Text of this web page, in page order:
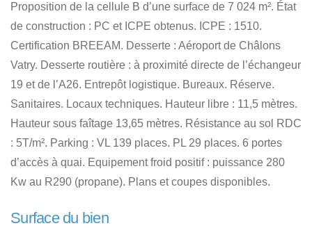
Proposition de la cellule B d’une surface de 7 024 m². État
de construction : PC et ICPE obtenus. ICPE : 1510.
Certification BREEAM. Desserte : Aéroport de Châlons
Vatry. Desserte routière : à proximité directe de l’échangeur
19 et de l’A26. Entrepôt logistique. Bureaux. Réserve.
Sanitaires. Locaux techniques. Hauteur libre : 11,5 mètres.
Hauteur sous faîtage 13,65 mètres. Résistance au sol RDC
: 5T/m². Parking : VL 139 places. PL 29 places. 6 portes
d’accès à quai. Equipement froid positif : puissance 280
Kw au R290 (propane). Plans et coupes disponibles.
Surface du bien